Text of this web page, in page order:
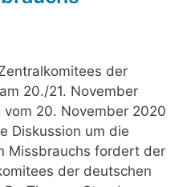
der
20./21. November
20. November 2020
Diskussion um die
Missbrauchs fordert der
der deutschen